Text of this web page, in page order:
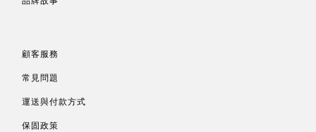
顧客服務
常見問題
運送與付款方式
保固政策